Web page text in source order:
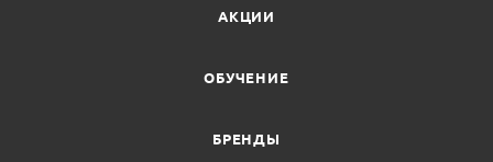
АКЦИИ
ОБУЧЕНИЕ
БРЕНДЫ